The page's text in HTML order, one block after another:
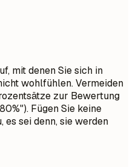
mit denen Sie sich in
wohlfühlen. Vermeiden
zur Bewertung
Fügen Sie keine
sei denn, sie werden